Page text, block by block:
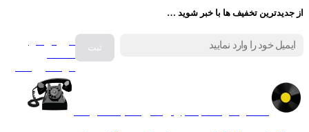
از جدیدترین تخفیف ها با خبر شوید …
فروش انواع